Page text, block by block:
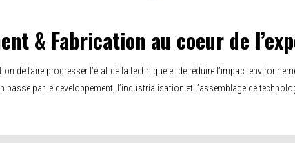
& Fabrication au coeur de
de faire progresser l’état de la technique et de réduire l’impact
passe par le développement, l’industrialisation et l’assemblage de